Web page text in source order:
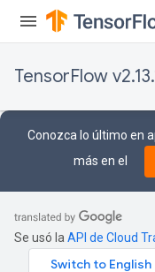
TensorFlow
Conozca lo último en
más en el
Se usó la API de Cloud